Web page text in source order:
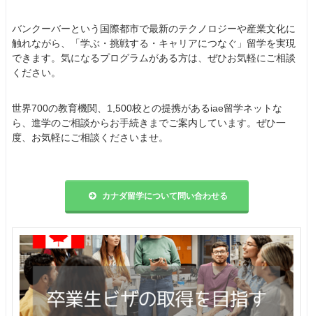
バンクーバーという国際都市で最新のテクノロジーや産業文化に
触れながら、「学ぶ・挑戦する・キャリアにつなぐ」留学を実現
できます。気になるプログラムがある方は、ぜひお気軽にご相談
ください。
世界700の教育機関、1,500校との提携があるiae留学ネットな
ら、進学のご相談からお手続きまでご案内しています。ぜひ一
度、お気軽にご相談くださいませ。
カナダ留学について問い合わせる